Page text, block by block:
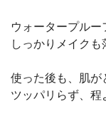
ウォータープルー
しっかりメイク
使った後も、肌が
ツッパリらず、